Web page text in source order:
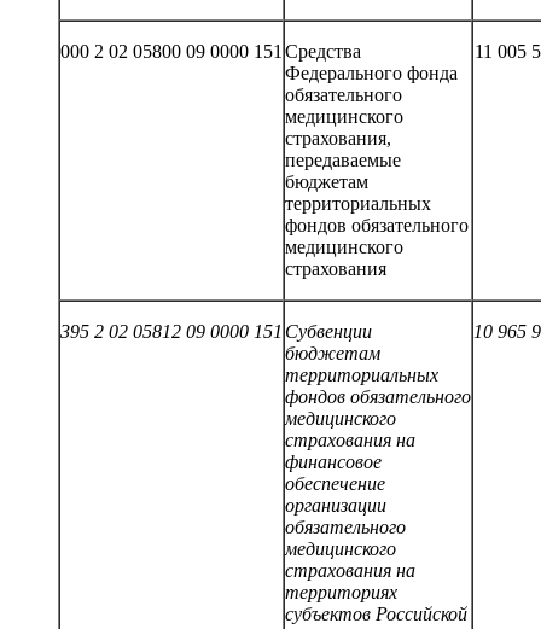
000 2 02 05800 09 0000 151 Средства
Федерального фонда
обязательного
медицинского
страхования,
передаваемые
бюджетам
территориальных
фондов обязательного
медицинского
страхования
11 005
395 2 02 05812 09 0000 151 Субвенции
бюджетам
территориальных
фондов обязательного
медицинского
страхования на
финансовое
обеспечение
организации
обязательного
медицинского
страхования на
территориях
субъектов Российской
10 965